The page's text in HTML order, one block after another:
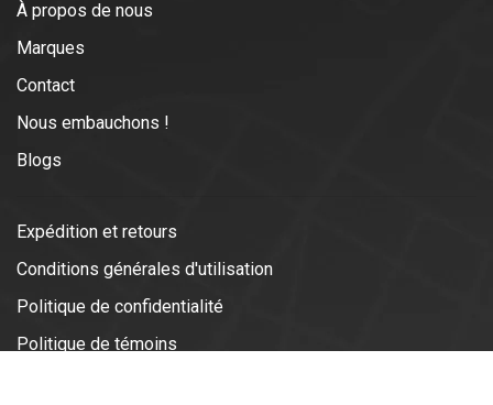
À propos de nous
Marques
Contact
Nous embauchons !
Blogs
Expédition et retours
Conditions générales d'utilisation
Politique de confidentialité
Politique de témoins